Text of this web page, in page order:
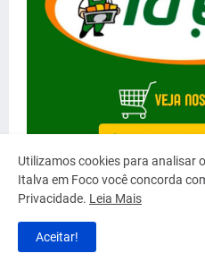
Utilizamos cookies para analisar
Italva em Foco você concorda
Privacidade. Leia Mais
Aceitar!